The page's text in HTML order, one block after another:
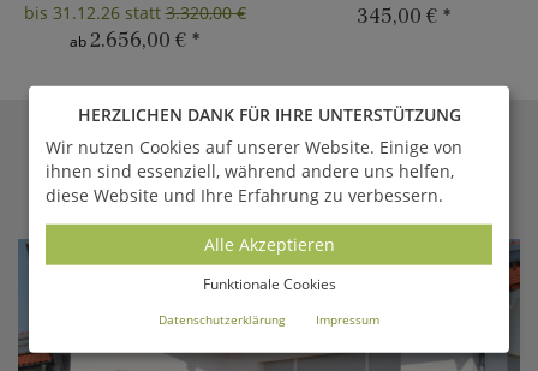
bis 31.12.26 statt3.320,00 €
ab2.656,00 € *
345,00 € *
GARTENTRAUM.DEMAGAZIN
Aktuelle Berichte aus unserem Online-Magazin
HERZLICHEN DANK FÜR IHRE UNTERSTÜTZUNG
Wir nutzen Cookies auf unserer Website. Einige von
ihnen sind essenziell, während andere uns helfen,
diese Website und Ihre Erfahrung zu verbessern.
Alle Akzeptieren
Funktionale Cookies
Datenschutzerklärung Impressum